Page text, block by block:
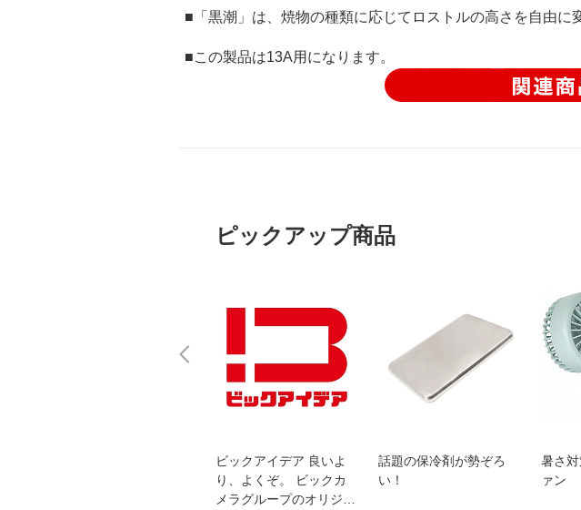
■「黒潮」は、焼物の種類に応じてロストルの高さを自由に
■この製品は13A用になります。
ピックアップ商品
ビックアイデア 良いよ
り、よくぞ。 ビックカ
メラグループのオリジナ
話題の保冷剤が勢ぞろ
い！
暑さ
ァン